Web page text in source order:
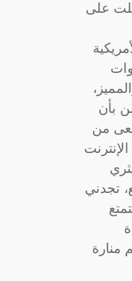
على
بأن
من
تجدني
منارة